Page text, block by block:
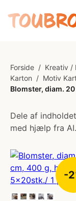
Forside / Kreativ /
Karton / Motiv
Blomster, diam.
Dele af
med hjælp fra AI.
-